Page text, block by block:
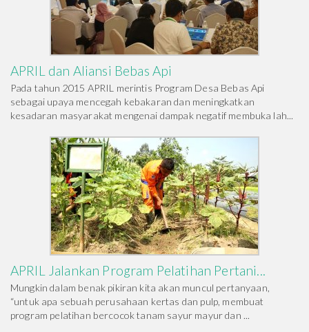
APRIL dan Aliansi Bebas Api
Pada tahun 2015 APRIL merintis Program Desa Bebas Api
sebagai upaya mencegah kebakaran dan meningkatkan
kesadaran masyarakat mengenai dampak negatif membuka lah...
APRIL Jalankan Program Pelatihan Pertani...
Mungkin dalam benak pikiran kita akan muncul pertanyaan,
“untuk apa sebuah perusahaan kertas dan pulp, membuat
program pelatihan bercocok tanam sayur mayur dan ...